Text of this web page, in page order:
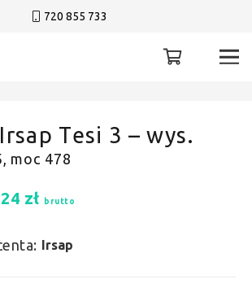
720 855 733
Tesi 3 – wys.
moc 478
zł brutto
Irsap